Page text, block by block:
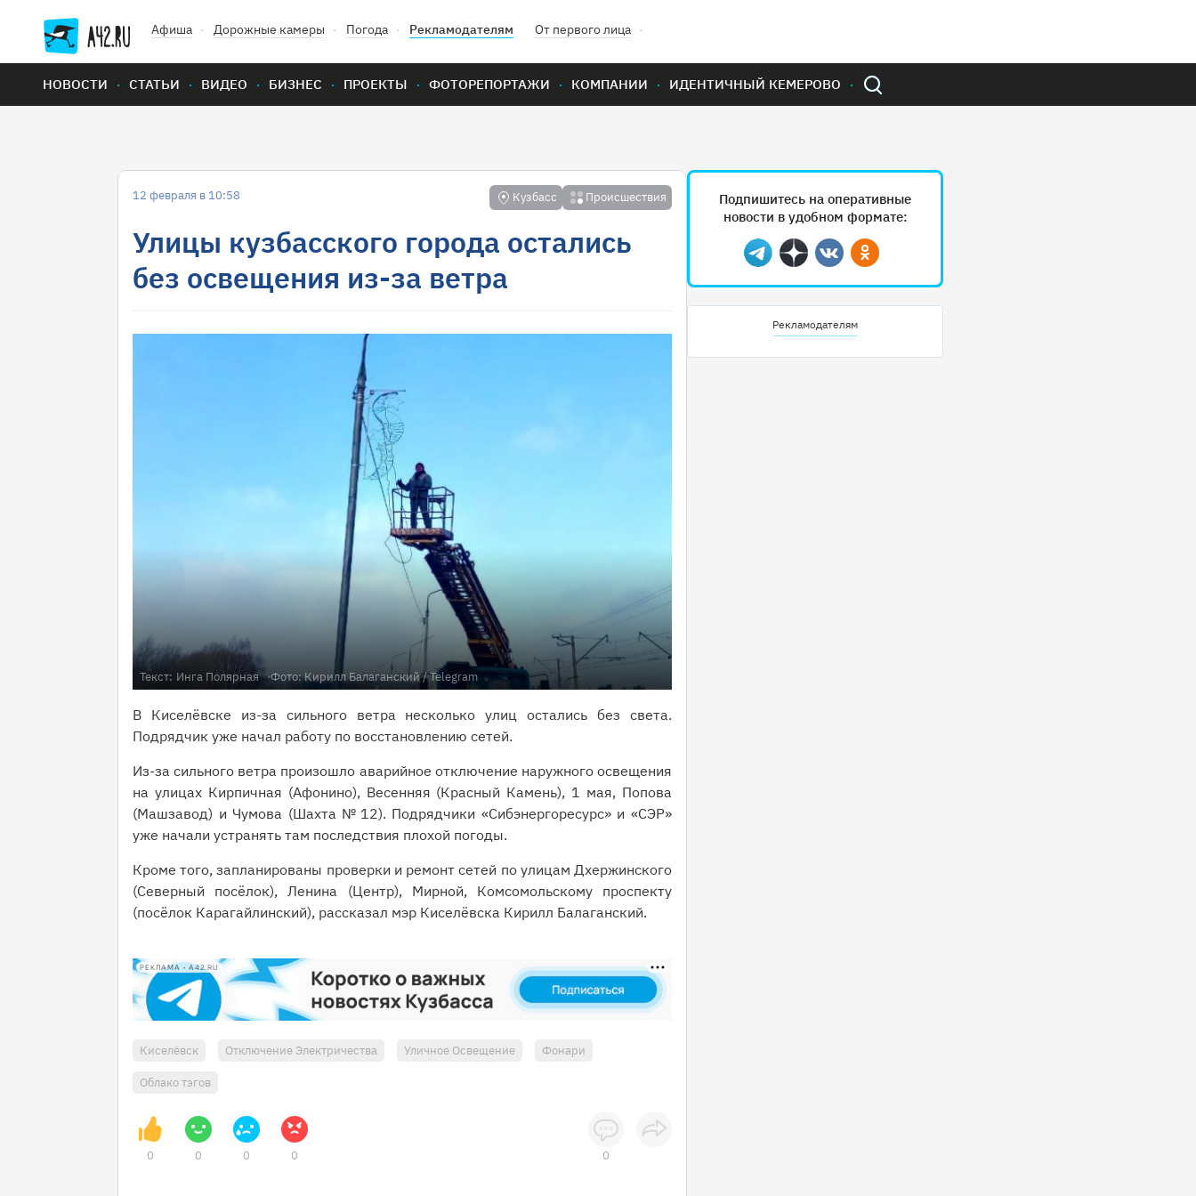
Афиша Дорожные камеры Погода Рекламодателям От первого лица
НОВОСТИ СТАТЬИ ВИДЕО БИЗНЕС ПРОЕКТЫ ФОТОРЕПОРТАЖИ КОМПАНИИ ИДЕНТИЧНЫЙ КЕМЕРОВО
12 февраля в 10:58 Кузбасс Происшествия
Улицы кузбасского города остались
без освещения из-за ветра
Текст: Инга Полярная Фото:Кирилл Балаганский/ Telegram
В Киселёвске из-за сильного ветра несколько улиц остались без света.
Подрядчик уже начал работу по восстановлению сетей.
Из-за сильного ветра произошло аварийное отключение наружного освещения
на улицах Кирпичная (Афонино), Весенняя (Красный Камень), 1 мая, Попова
(Машзавод) и Чумова (Шахта № 12). Подрядчики «Сибэнергоресурс» и «СЭР»
уже начали устранять там последствия плохой погоды.
Кроме того, запланированы проверки и ремонт сетей по улицам Дхержинского
(Северный посёлок), Ленина (Центр), Мирной, Комсомольскому проспекту
(посёлок Карагайлинский), рассказал мэр Киселёвска Кирилл Балаганский.
РЕКЛАМА • A42.RU
Киселёвск Отключение Электричества Уличное Освещение Фонари
Облако тэгов
0 0 0 0 0
Подпишитесь на оперативные
новости в удобном формате:
Telegram
ДзенВконтактеОдноклассники
Рекламодателям